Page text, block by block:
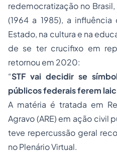
redemocratização no
(1964 a 1985), a
Estado, na cultura e na
de se ter crucifixo em
retornou em 2020:
“STF vai decidir se
públicos federais ferem
A matéria é tratada em
Agravo (ARE) em ação civil
teve repercussão geral
no Plenário Virtual.